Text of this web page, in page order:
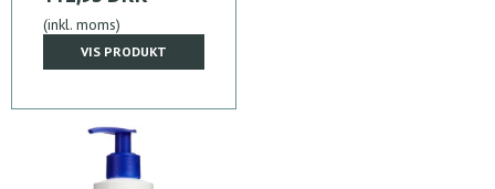
(inkl. moms)
VIS PRODUKT